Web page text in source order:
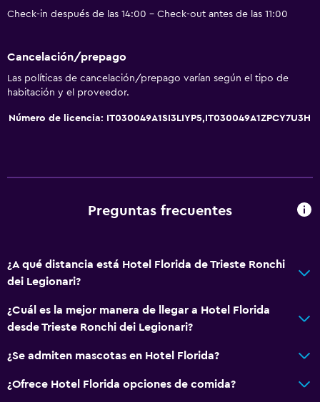
Check-in después de las 14:00 - Check-out antes de las 11:00
Cancelación/prepago
Las políticas de cancelación/prepago varían según el tipo de
habitación y el proveedor.
Número de licencia: IT030049A1SI3LIYP5,IT030049A1ZPCY7U3H
Preguntas frecuentes
¿A qué distancia está Hotel Florida de Trieste Ronchi
dei Legionari?
¿Cuál es la mejor manera de llegar a Hotel Florida
desde Trieste Ronchi dei Legionari?
¿Se admiten mascotas en Hotel Florida?
¿Ofrece Hotel Florida opciones de comida?